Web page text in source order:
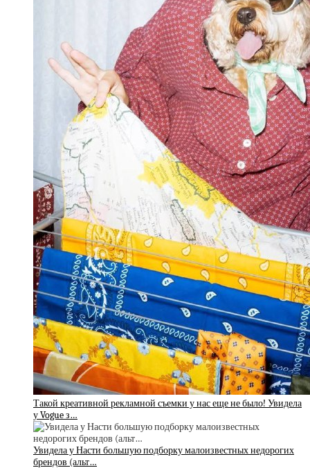
Такой креативной рекламной съемки у нас еще не было! Увидела
у Vogue з…
Увидела у Насти большую подборку малоизвестных недорогих
брендов (альт…